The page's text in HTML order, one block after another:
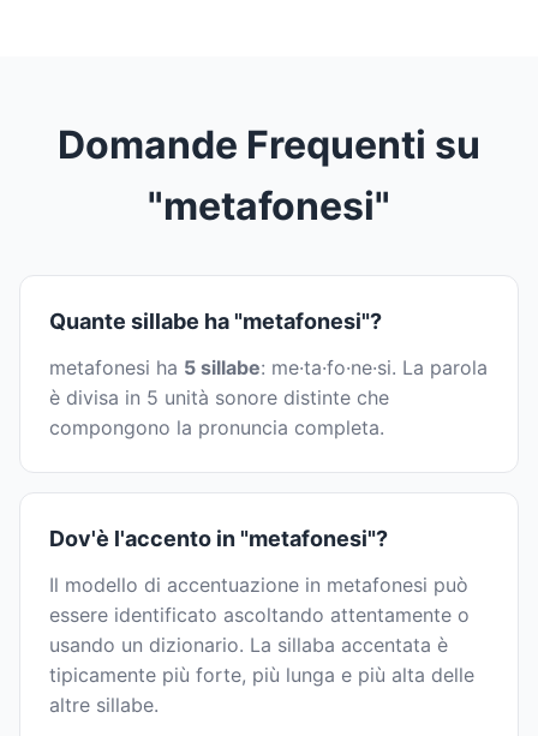
Domande Frequenti su
"metafonesi"
Quante sillabe ha "metafonesi"?
metafonesi ha 5 sillabe: me·ta·fo·ne·si. La parola
è divisa in 5 unità sonore distinte che
compongono la pronuncia completa.
Dov'è l'accento in "metafonesi"?
Il modello di accentuazione in metafonesi può
essere identificato ascoltando attentamente o
usando un dizionario. La sillaba accentata è
tipicamente più forte, più lunga e più alta delle
altre sillabe.